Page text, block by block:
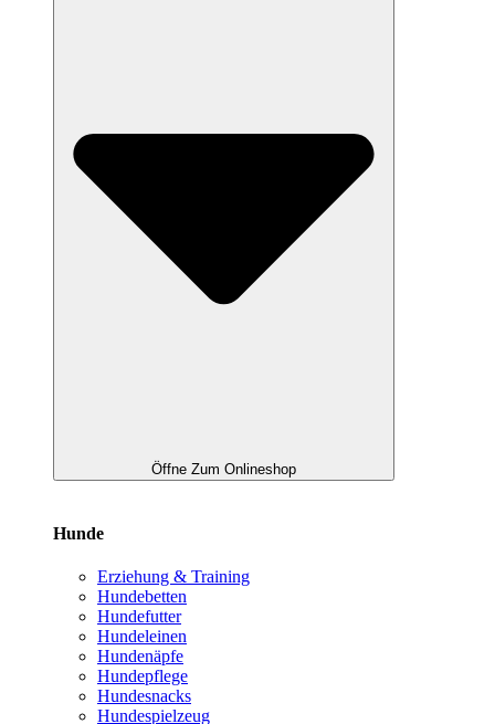
Öffne Zum Onlineshop
Hunde
Erziehung & Training
Hundebetten
Hundefutter
Hundeleinen
Hundenäpfe
Hundepflege
Hundesnacks
Hundespielzeug